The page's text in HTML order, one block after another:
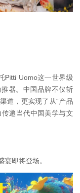
Pitti Uomo这一世界级
器。中国品牌不仅斩
道，更实现了从“产品
传递当代中国美学与文
即将登场。